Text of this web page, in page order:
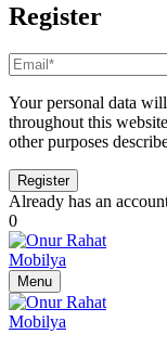
Register
Your personal data
throughout this
other purposes
Already has an
0
Menu